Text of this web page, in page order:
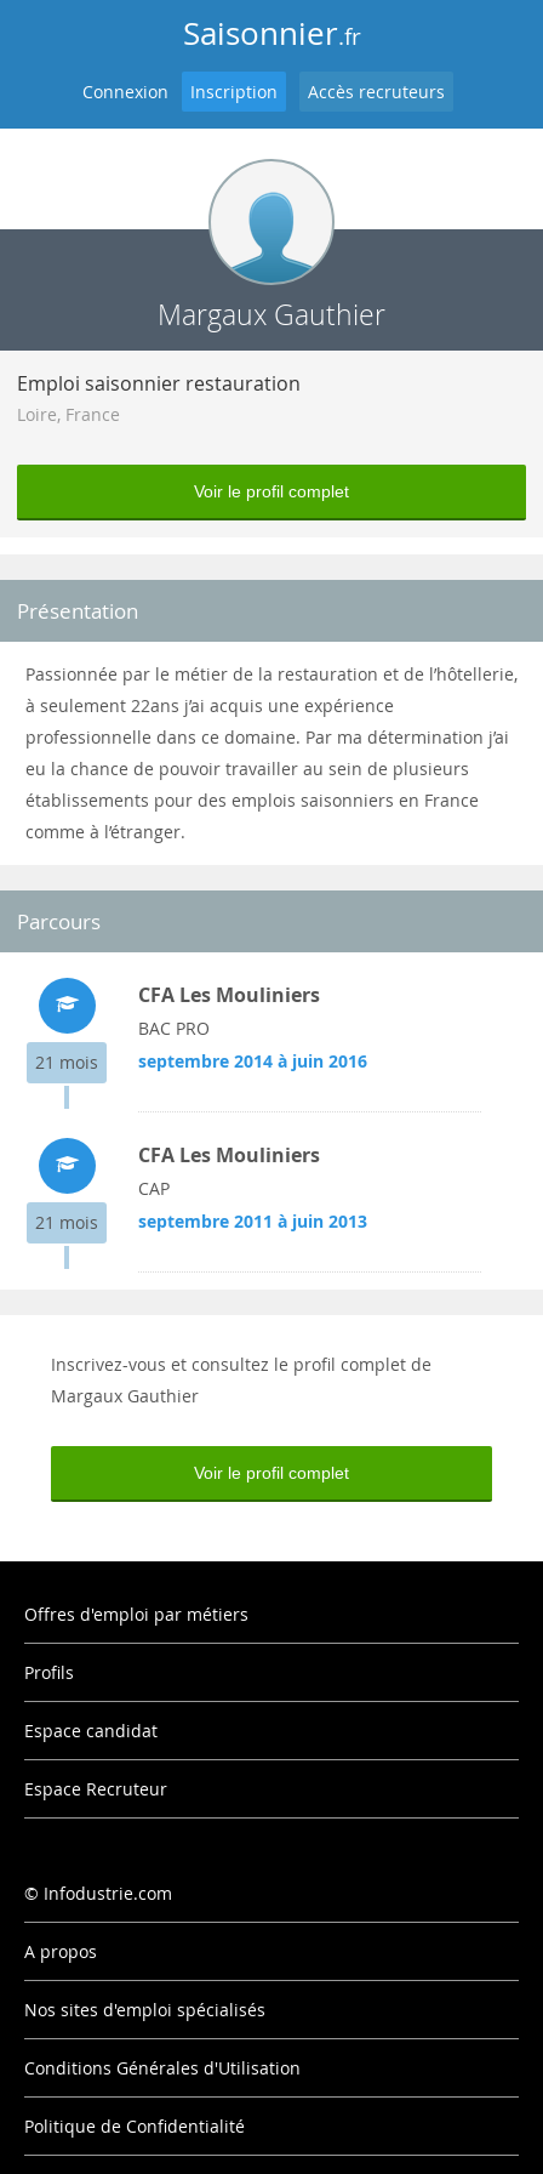
Saisonnier.fr
Connexion Inscription Accès recruteurs
Margaux Gauthier
Emploi saisonnier restauration
Loire, France
Voir le profil complet
Présentation
Passionnée par le métier de la restauration et de l’hôtellerie,
à seulement 22ans j’ai acquis une expérience
professionnelle dans ce domaine. Par ma détermination j’ai
eu la chance de pouvoir travailler au sein de plusieurs
établissements pour des emplois saisonniers en France
comme à l’étranger.
Parcours
21 mois
CFA Les Mouliniers
BAC PRO
septembre 2014 à juin 2016
21 mois
CFA Les Mouliniers
CAP
septembre 2011 à juin 2013
Inscrivez-vous et consultez le profil complet de
Margaux Gauthier
Voir le profil complet
Offres d'emploi par métiers
Profils
Espace candidat
Espace Recruteur
Infodustrie.com
A propos
Nos sites d'emploi spécialisés
Conditions Générales d'Utilisation
Politique de Confidentialité